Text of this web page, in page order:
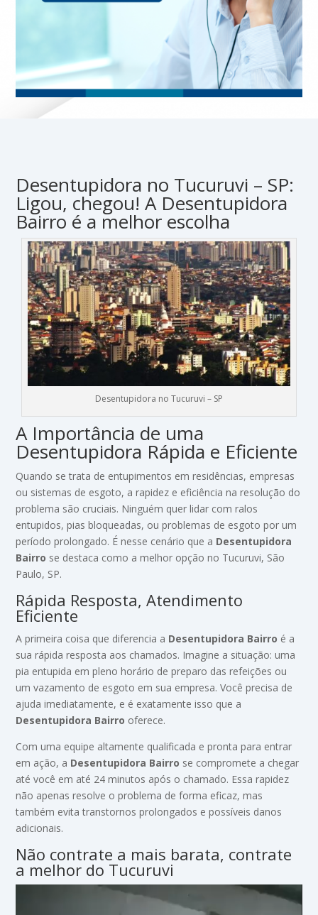
Desentupidora no Tucuruvi – SP:
Ligou, chegou! A Desentupidora
Bairro é a melhor escolha
Desentupidora no Tucuruvi – SP
A Importância de uma
Desentupidora Rápida e Eficiente
Quando se trata de entupimentos em residências, empresas
ou sistemas de esgoto, a rapidez e eficiência na resolução do
problema são cruciais. Ninguém quer lidar com ralos
entupidos, pias bloqueadas, ou problemas de esgoto por um
período prolongado. É nesse cenário que a Desentupidora
Bairro se destaca como a melhor opção no Tucuruvi, São
Paulo, SP.
Rápida Resposta, Atendimento
Eficiente
A primeira coisa que diferencia a Desentupidora Bairro é a
sua rápida resposta aos chamados. Imagine a situação: uma
pia entupida em pleno horário de preparo das refeições ou
um vazamento de esgoto em sua empresa. Você precisa de
ajuda imediatamente, e é exatamente isso que a
Desentupidora Bairro oferece.
Com uma equipe altamente qualificada e pronta para entrar
em ação, a Desentupidora Bairro se compromete a chegar
até você em até 24 minutos após o chamado. Essa rapidez
não apenas resolve o problema de forma eficaz, mas
também evita transtornos prolongados e possíveis danos
adicionais.
Não contrate a mais barata, contrate
a melhor do Tucuruvi